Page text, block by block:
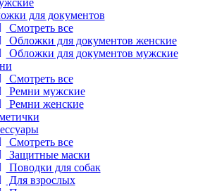
для документов
Смотреть все
Обложки для документов женские
Обложки для документов мужские
Смотреть все
Ремни мужские
Ремни женские
Смотреть все
Защитные маски
Поводки для собак
Для взрослых